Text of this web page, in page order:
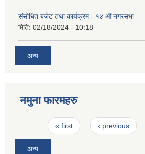
संसोधित बजेट तथा कार्यक्रम - १४ औं नगरसभा
मिति: 02/18/2024 - 10:18
अन्य
नमुना फारमहरु
Pages« first ‹ previous
अन्य